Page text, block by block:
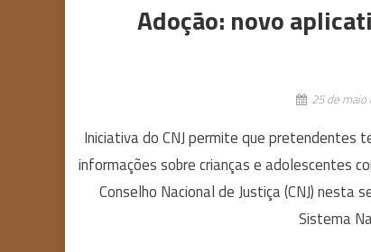
Adoção: novo
25 de maio
Iniciativa do CNJ permite que pretendentes
informações sobre crianças e adolescentes
Conselho Nacional de Justiça (CNJ)
Sistema